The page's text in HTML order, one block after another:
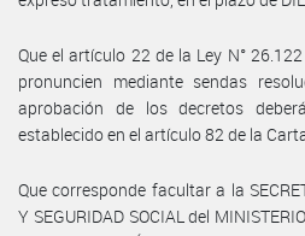
Que el artículo 22 de la Ley N°
pronuncien mediante sendas
aprobación de los decretos
establecido en el artículo 82 de la
Que corresponde facultar a la
Y SEGURIDAD SOCIAL del